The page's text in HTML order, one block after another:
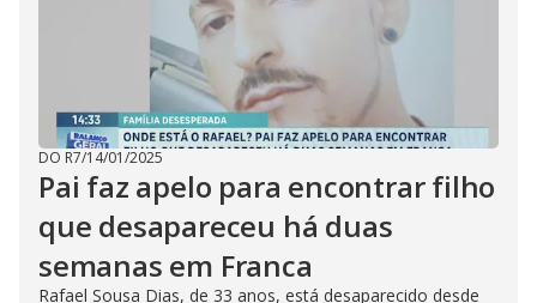
DO R7/14/01/2025
Pai faz apelo para encontrar filho
que desapareceu há duas
semanas em Franca
Rafael Sousa Dias, de 33 anos, está desaparecido desde